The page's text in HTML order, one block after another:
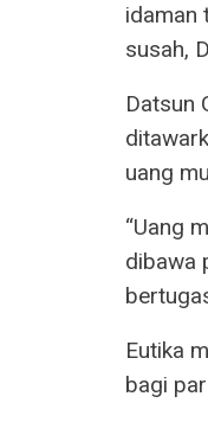
idaman
susah,
Datsun
uang
“Uang
dibawa
Eutika
bagi